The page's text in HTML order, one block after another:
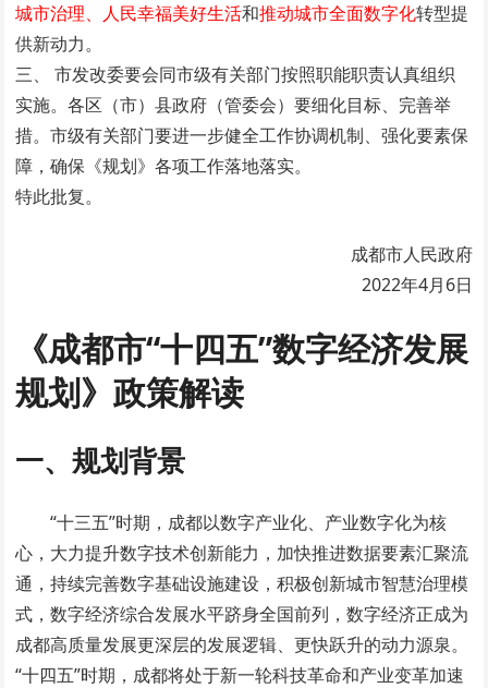
城市治理、人民幸福美好生活和推动城市全面数字化转型提
供新动力。
三、 市发改委要会同市级有关部门按照职能职责认真组织
实施。各区（市）县政府（管委会）要细化目标、完善举
措。市级有关部门要进一步健全工作协调机制、强化要素保
障，确保《规划》各项工作落地落实。
特此批复。
成都市人民政府
2022年4月6日
《成都市“十四五”数字经济发展
规划》政策解读
一、规划背景
“十三五”时期，成都以数字产业化、产业数字化为核
心，大力提升数字技术创新能力，加快推进数据要素汇聚流
通，持续完善数字基础设施建设，积极创新城市智慧治理模
式，数字经济综合发展水平跻身全国前列，数字经济正成为
成都高质量发展更深层的发展逻辑、更快跃升的动力源泉。
“十四五”时期，成都将处于新一轮科技革命和产业变革加速